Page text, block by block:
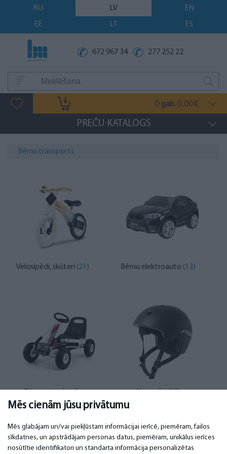
Mēs cienām jūsu privātumu
Mēs glabājam un/vai piekļūstam informācijai ierīcē, piemēram, failos
sīkdatnes, un apstrādājam personas datus, piemēram, unikālus ierīces
nosūtītie identifikatori un standarta informācija personalizētas
RU LV
EN
EE
LT ES
672 967 34 277 252 22
0 gab. 0.00€
PREČU KATALOGS
Bērnu transports
Velosipēdi, skūteri (21) Bērnu elektroauto (13)
Bērnu stumjamās
mašīnas un pedāļu
kartingi (3)
Aksesuāri(27)